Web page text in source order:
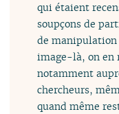
qui étaient
soupçons de
de
image-là, on en
notamment
chercheurs,
quand même